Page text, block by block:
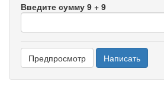
Введите сумму 9 + 9